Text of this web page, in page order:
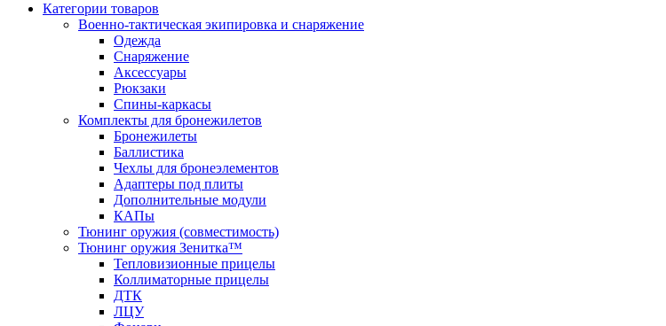
Категории товаров
Военно-тактическая экипировка и снаряжение
Одежда
Снаряжение
Аксессуары
Рюкзаки
Спины-каркасы
Комплекты для бронежилетов
Бронежилеты
Баллистика
Чехлы для бронеэлементов
Адаптеры под плиты
Дополнительные модули
КАПы
Тюнинг оружия (совместимость)
Тюнинг оружия Зенитка™
Тепловизионные прицелы
Коллиматорные прицелы
ДТК
ЛЦУ